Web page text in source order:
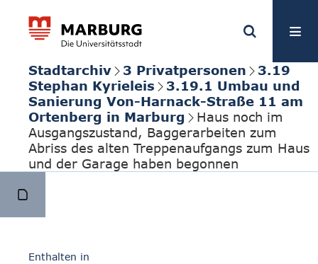
Stadtarchiv 3 Privatpersonen
3.19
Stephan Kyrieleis
3.19.1 Umbau und
Sanierung Von-Harnack-Straße 11 am
Ortenberg in Marburg
Haus noch im
Ausgangszustand, Baggerarbeiten zum
Abriss des alten Treppenaufgangs zum Haus
und der Garage haben begonnen
Enthalten in